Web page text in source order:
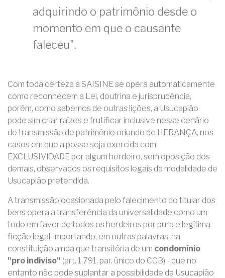
adquirindo o patrimônio desde o
momento em que o causante
faleceu".
Com toda certeza a SAISINE se opera automaticamente
como reconhecem a Lei, doutrina e jurisprudência,
porém, como sabemos de outras lições, a Usucapião
pode sim criar raízes e frutificar inclusive nesse cenário
de transmissão de patrimônio oriundo de HERANÇA, nos
casos em que a posse seja exercida com
EXCLUSIVIDADE por algum herdeiro, sem oposição dos
demais, observados os requisitos legais da modalidade de
Usucapião pretendida.
A transmissão ocasionada pelo falecimento do titular dos
bens opera a transferência da universalidade como um
todo em favor de todos os herdeiros por pura e legítima
ficção legal, importando, em outras palavras, na
constituição ainda que transitória de um condomínio
"pro indiviso" (art. 1.791, par. único do CCB) - que no
entanto não pode suplantar a possibilidade da Usucapião